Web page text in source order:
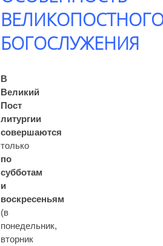
БОГОСЛУЖЕНИЯ
В
Великий
Пост
литургии
совершаются
только
по
субботам
и
воскресеньям
(в
понедельник,
вторник